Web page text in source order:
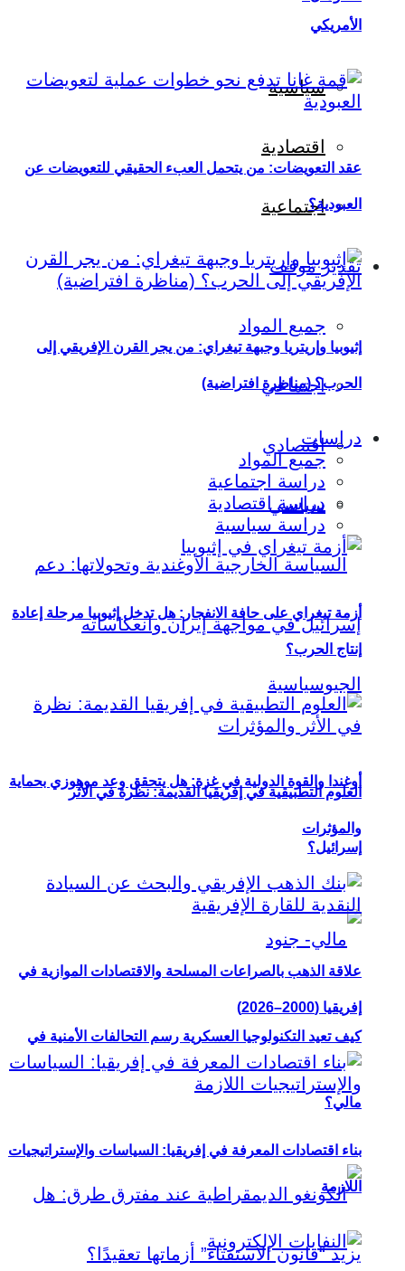
سياسية
اقتصادية
اجتماعية
تقدير موقف
جميع المواد
اجتماعي
اقتصادي
سياسي
أوغندا والقوة الدولية في غزة: هل يتحقق وعد موهوزي بحماية
إسرائيل؟
كيف تعيد التكنولوجيا العسكرية رسم التحالفات الأمنية في
مالي؟
الأمريكي
عقد التعويضات: من يتحمل العبء الحقيقي للتعويضات عن
العبودية؟
إثيوبيا وإريتريا وجبهة تيغراي: من يجر القرن الإفريقي إلى
الحرب؟ (مناظرة افتراضية)
دراسات
جميع المواد
دراسة اجتماعية
دراسة اقتصادية
دراسة سياسية
أزمة تيغراي على حافة الانفجار: هل تدخل إثيوبيا مرحلة إعادة
إنتاج الحرب؟
العلوم التطبيقية في إفريقيا القديمة: نظرة في الأثر
والمؤثرات
علاقة الذهب بالصراعات المسلحة والاقتصادات الموازية في
إفريقيا (2000–2026)
بناء اقتصادات المعرفة في إفريقيا: السياسات والإستراتيجيات
اللازمة